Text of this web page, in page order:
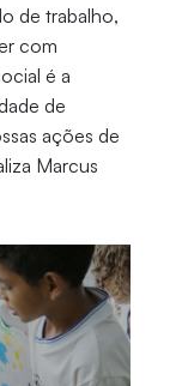
de trabalho,
com
é a
de
ações de
Marcus